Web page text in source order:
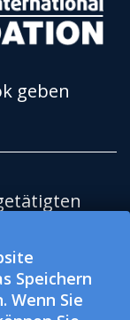
Speichern
Wenn Sie
geben
zugute,
Lions